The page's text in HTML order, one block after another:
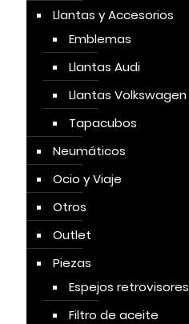
Llantas y Accesorios
Emblemas
Llantas Audi
Llantas Volkswagen
Tapacubos
Neumáticos
Ocio y Viaje
Otros
Outlet
Piezas
Espejos retrovisores
Filtro de aceite